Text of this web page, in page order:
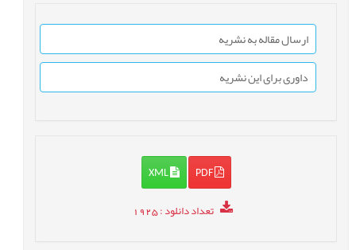
ارسال مقاله به نشریه
داوری برای این نشریه
PDF
XML
تعداد دانلود: 1925